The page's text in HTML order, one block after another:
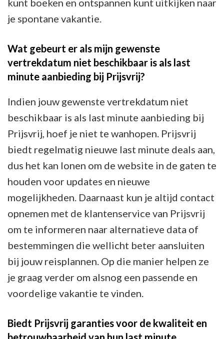
je spontane vakantie.
Wat gebeurt er als mijn gewenste
vertrekdatum niet beschikbaar is als last
minute aanbieding bij Prijsvrij?
Indien jouw gewenste vertrekdatum niet
beschikbaar is als last minute aanbieding bij
Prijsvrij, hoef je niet te wanhopen. Prijsvrij
biedt regelmatig nieuwe last minute deals aan,
dus het kan lonen om de website in de gaten te
houden voor updates en nieuwe
mogelijkheden. Daarnaast kun je altijd contact
opnemen met de klantenservice van Prijsvrij
om te informeren naar alternatieve data of
bestemmingen die wellicht beter aansluiten
bij jouw reisplannen. Op die manier helpen ze
je graag verder om alsnog een passende en
voordelige vakantie te vinden.
Biedt Prijsvrij garanties voor de kwaliteit en